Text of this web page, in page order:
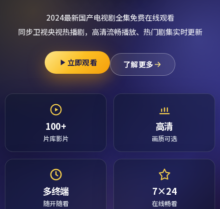
2024最新国产电视剧全集免费在线观看
同步卫视央视热播剧，高清流畅播放、热门剧集实时更新
立即观看 了解更多
100+
片库影片
高清
画质可选
多终端
随开随看
7×24
在线畅看